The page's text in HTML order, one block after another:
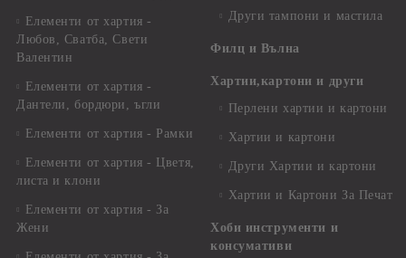
Елементи от хартия -
Любов, Сватба, Свети
Валентин
Елементи от хартия -
Дантели, бордюри, ъгли
Елементи от хартия - Рамки
Елементи от хартия - Цветя,
листа и клони
Елементи от хартия - За
Жени
Други тампони и мастила
Филц и Вълна
Хартии,картони и други
Перлени хартии и картони
Хартии и картони
Други Хартии и картони
Хартии и Картони За Печат
Хоби инструменти и
консумативи